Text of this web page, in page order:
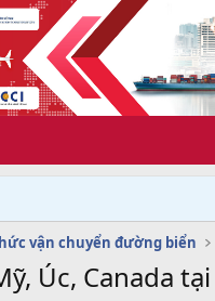
vận chuyển đường biển
Úc, Canada